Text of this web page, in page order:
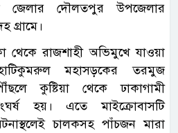
জেলার দৌলতপুর উপজেলার
গ্রামে।
থেকে রাজশাহী অভিমুখে যাওয়া
মহাসড়কের তরমুজ
কুষ্টিয়া থেকে ঢাকাগামী
হয়। এতে মাইক্রোবাসটি
চালকসহ পাঁচজন মারা